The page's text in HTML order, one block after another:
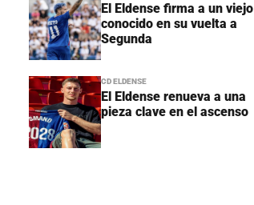
El Eldense firma a un viejo
conocido en su vuelta a
Segunda
CD ELDENSE
El Eldense renueva a una
pieza clave en el ascenso